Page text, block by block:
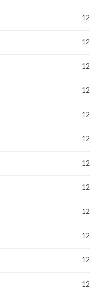
12
12
12
12
12
12
12
12
12
12
12
12